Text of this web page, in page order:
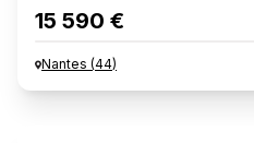
15 590 €
Nantes (44)